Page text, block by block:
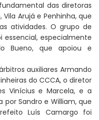
das diretoras
Arujá e Penhinha, que
atividades. O grupo de
essencial, especialmente
Bueno, que apoiou e
auxiliares Armando
do CCCA, o diretor
Vinícius e Marcela, e a
Sandro e William, que
Luís Camargo foi